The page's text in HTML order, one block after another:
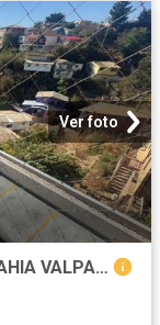
Ver foto
VALPARAISO CERRO LAS DELICIAS BAHIA VALPARAISO